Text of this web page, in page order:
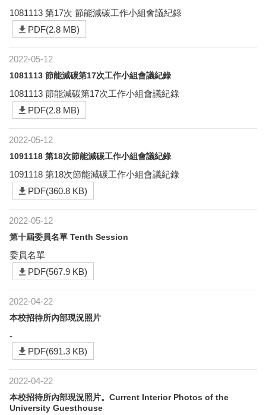
1081113 第17次 節能減碳工作小組會議紀錄
PDF(2.8 MB)
2022-05-12
1081113 節能減碳第17次工作小組會議紀錄
1081113 節能減碳第17次工作小組會議紀錄
PDF(2.8 MB)
2022-05-12
1091118 第18次節能減碳工作小組會議紀錄
1091118 第18次節能減碳工作小組會議紀錄
PDF(360.8 KB)
2022-05-12
第十屆委員名單 Tenth Session
委員名單
PDF(567.9 KB)
2022-04-22
本校招待所內部現況照片
-
PDF(691.3 KB)
2022-04-22
本校招待所內部現況照片。Current Interior Photos of the
University Guesthouse